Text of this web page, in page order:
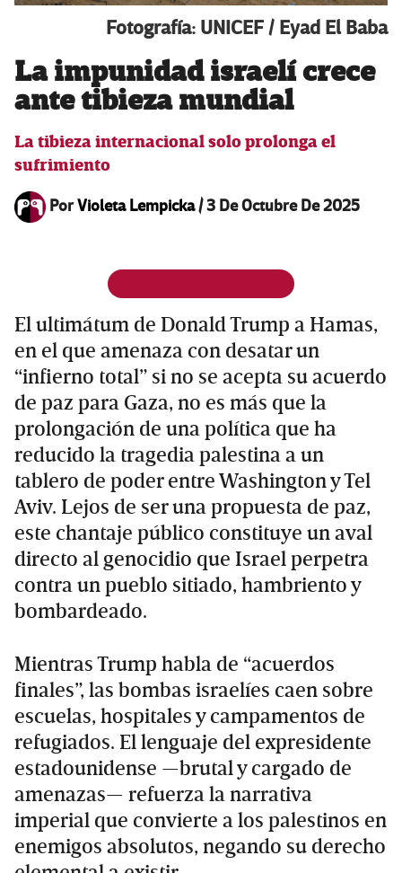
Fotografía: UNICEF / Eyad El Baba
La impunidad israelí crece
ante tibieza mundial
La tibieza internacional solo prolonga el
sufrimiento
PorVioleta Lempicka/3 De Octubre De 2025
El ultimátum de Donald Trump a Hamas,
en el que amenaza con desatar un
“infierno total” si no se acepta su acuerdo
de paz para Gaza, no es más que la
prolongación de una política que ha
reducido la tragedia palestina a un
tablero de poder entre Washington y Tel
Aviv. Lejos de ser una propuesta de paz,
este chantaje público constituye un aval
directo al genocidio que Israel perpetra
contra un pueblo sitiado, hambriento y
bombardeado.
Mientras Trump habla de “acuerdos
finales”, las bombas israelíes caen sobre
escuelas, hospitales y campamentos de
refugiados. El lenguaje del expresidente
estadounidense —brutal y cargado de
amenazas— refuerza la narrativa
imperial que convierte a los palestinos en
enemigos absolutos, negando su derecho